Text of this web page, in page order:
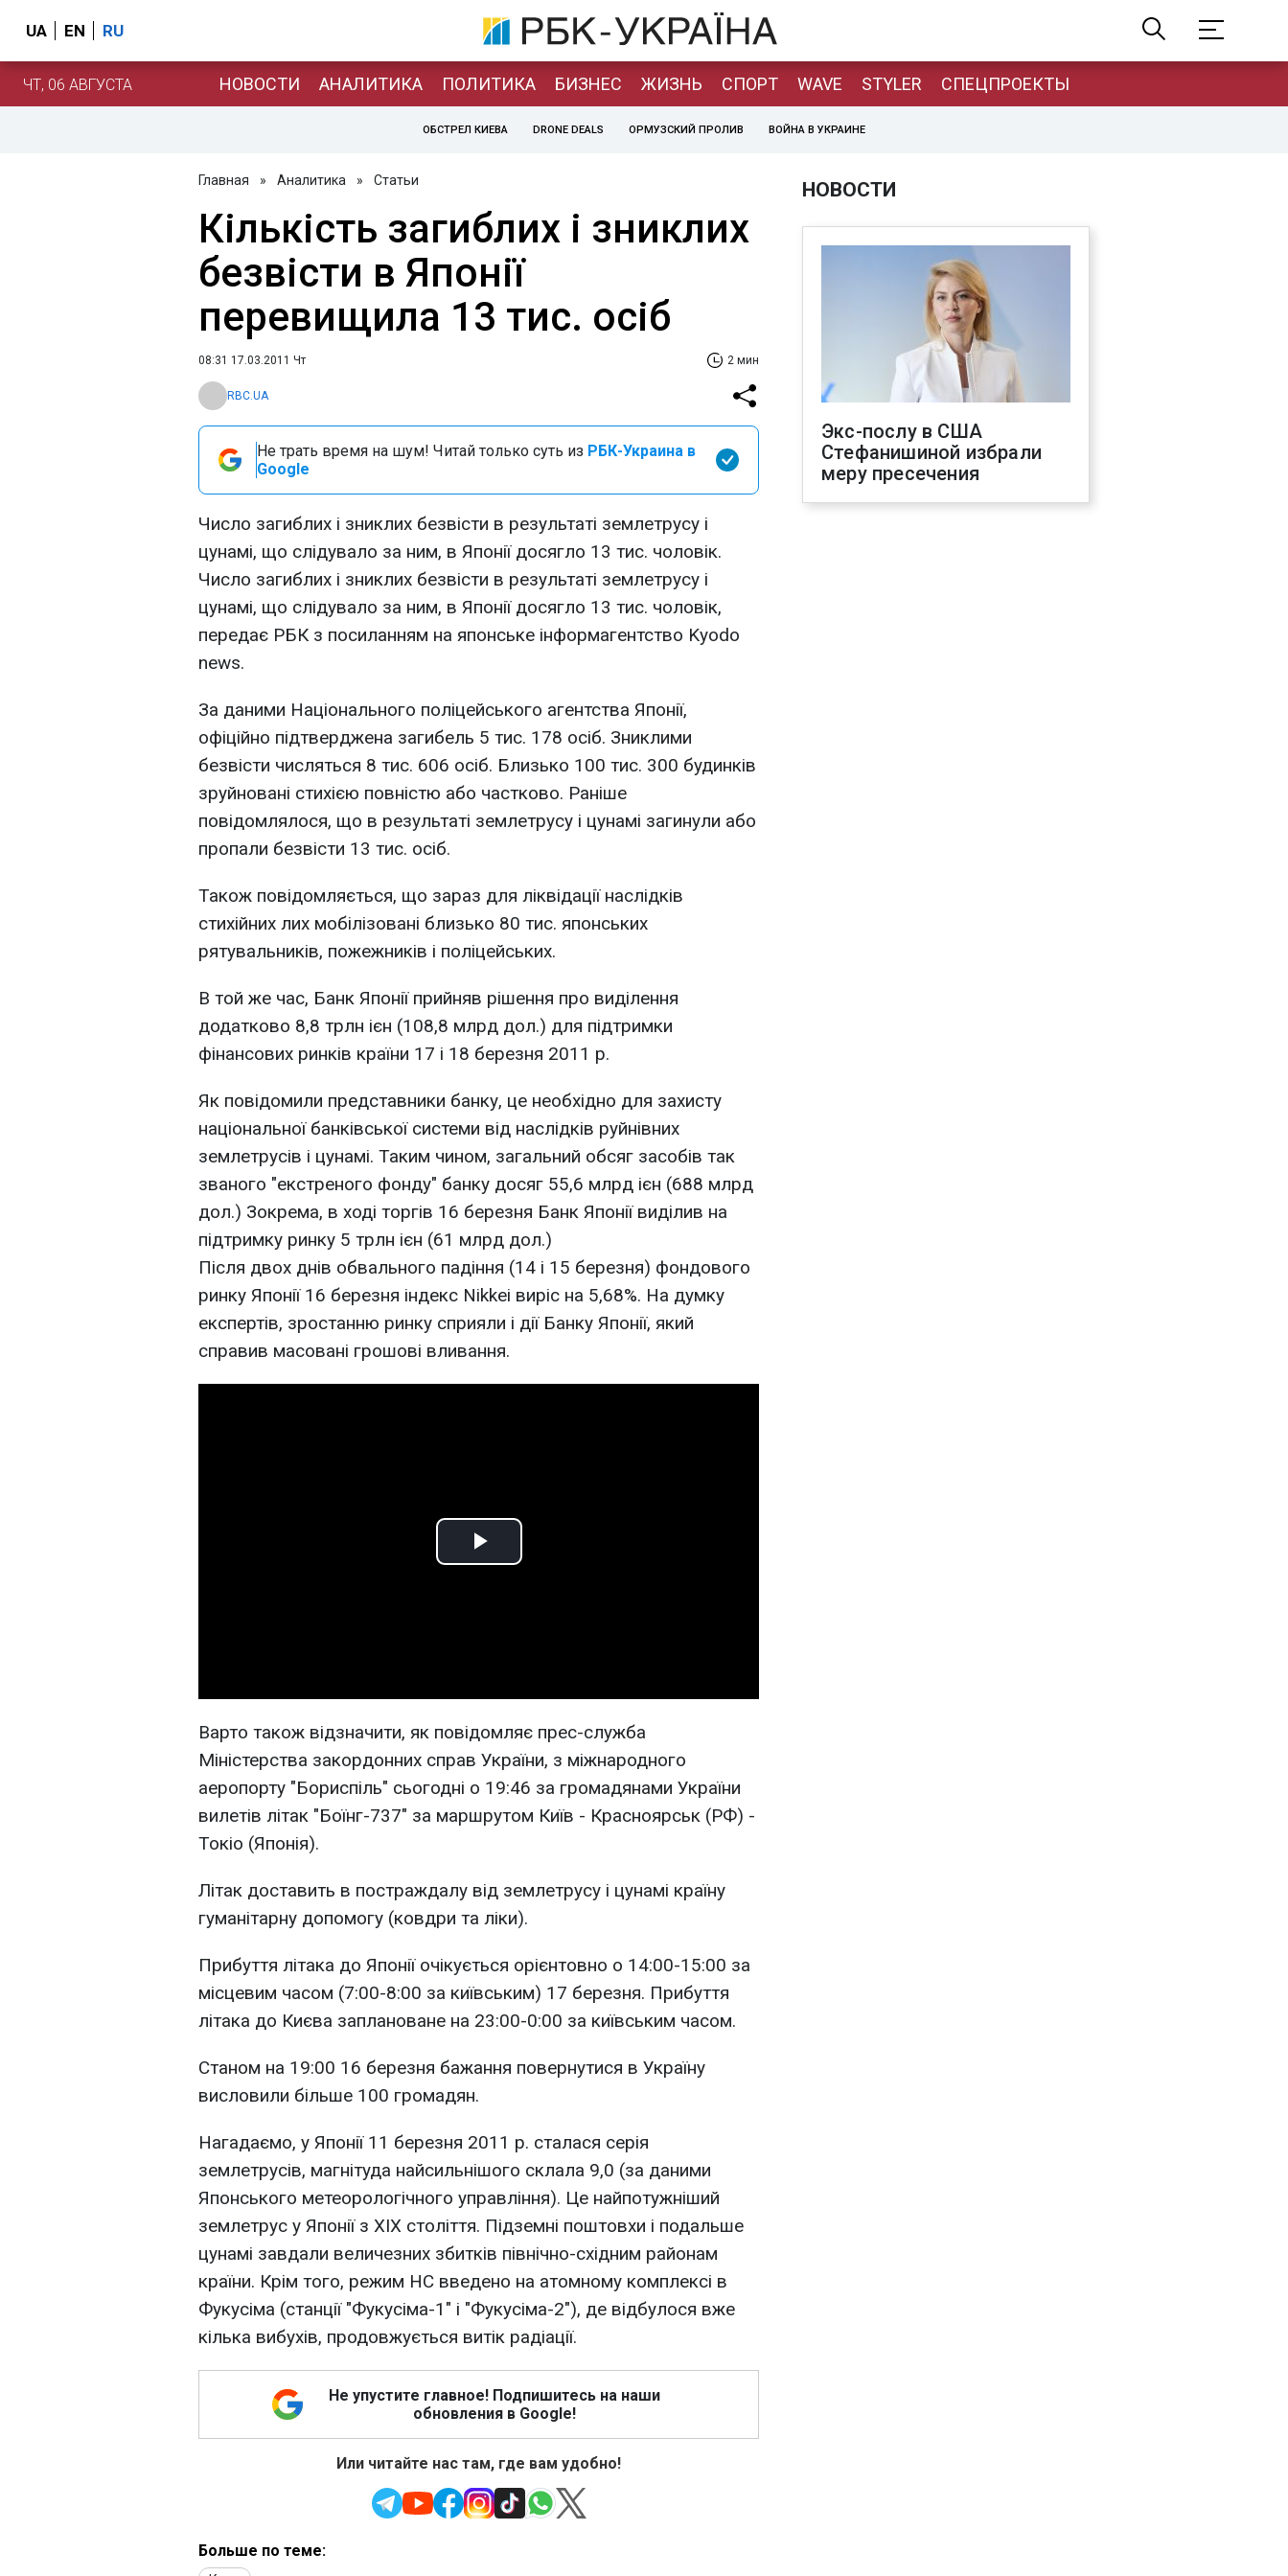
UA EN RU
ЧТ, 06 АВГУСТА НОВОСТИ АНАЛИТИКА ПОЛИТИКА БИЗНЕС ЖИЗНЬ СПОРТ WAVE STYLER СПЕЦПРОЕКТЫ
ОБСТРЕЛ КИЕВА DRONE DEALS ОРМУЗСКИЙ ПРОЛИВ ВОЙНА В УКРАИНЕ
Главная » Аналитика » Статьи
Кількість загиблих і зниклих
безвісти в Японії
перевищила 13 тис. осіб
08:31 17.03.2011 Чт 2 мин
RBC.UA
Не трать время на шум! Читай только суть из РБК-Украина в
Google
Число загиблих і зниклих безвісти в результаті землетрусу і
цунамі, що слідувало за ним, в Японії досягло 13 тис. чоловік.
Число загиблих і зниклих безвісти в результаті землетрусу і
цунамі, що слідувало за ним, в Японії досягло 13 тис. чоловік,
передає РБК з посиланням на японське інформагентство Kyodo
news.
За даними Національного поліцейського агентства Японії,
офіційно підтверджена загибель 5 тис. 178 осіб. Зниклими
безвісти числяться 8 тис. 606 осіб. Близько 100 тис. 300 будинків
зруйновані стихією повністю або частково. Раніше
повідомлялося, що в результаті землетрусу і цунамі загинули або
пропали безвісти 13 тис. осіб.
Також повідомляється, що зараз для ліквідації наслідків
стихійних лих мобілізовані близько 80 тис. японських
рятувальників, пожежників і поліцейських.
В той же час, Банк Японії прийняв рішення про виділення
додатково 8,8 трлн ієн (108,8 млрд дол.) для підтримки
фінансових ринків країни 17 і 18 березня 2011 р.
Як повідомили представники банку, це необхідно для захисту
національної банківської системи від наслідків руйнівних
землетрусів і цунамі. Таким чином, загальний обсяг засобів так
званого "екстреного фонду" банку досяг 55,6 млрд ієн (688 млрд
дол.) Зокрема, в ході торгів 16 березня Банк Японії виділив на
підтримку ринку 5 трлн ієн (61 млрд дол.)
Після двох днів обвального падіння (14 і 15 березня) фондового
ринку Японії 16 березня індекс Nikkei виріс на 5,68%. На думку
експертів, зростанню ринку сприяли і дії Банку Японії, який
справив масовані грошові вливання.
Play
Варто також відзначити, як повідомляє прес-служба
Міністерства закордонних справ України, з міжнародного
аеропорту "Бориспіль" сьогодні о 19:46 за громадянами України
вилетів літак "Боїнг-737" за маршрутом Київ - Красноярськ (РФ) -
Токіо (Японія).
Літак доставить в постраждалу від землетрусу і цунамі країну
гуманітарну допомогу (ковдри та ліки).
Прибуття літака до Японії очікується орієнтовно о 14:00-15:00 за
місцевим часом (7:00-8:00 за київським) 17 березня. Прибуття
літака до Києва заплановане на 23:00-0:00 за київським часом.
Станом на 19:00 16 березня бажання повернутися в Україну
висловили більше 100 громадян.
Нагадаємо, у Японії 11 березня 2011 р. сталася серія
землетрусів, магнітуда найсильнішого склала 9,0 (за даними
Японського метеорологічного управління). Це найпотужніший
землетрус у Японії з XIX століття. Підземні поштовхи і подальше
цунамі завдали величезних збитків північно-східним районам
країни. Крім того, режим НС введено на атомному комплексі в
Фукусіма (станції "Фукусіма-1" і "Фукусіма-2"), де відбулося вже
кілька вибухів, продовжується витік радіації.
Не упустите главное! Подпишитесь на наши
обновления в Google!
Или читайте нас там, где вам удобно!
Больше по теме:
НОВОСТИ
Экс-послу в США
Стефанишиной избрали
меру пресечения